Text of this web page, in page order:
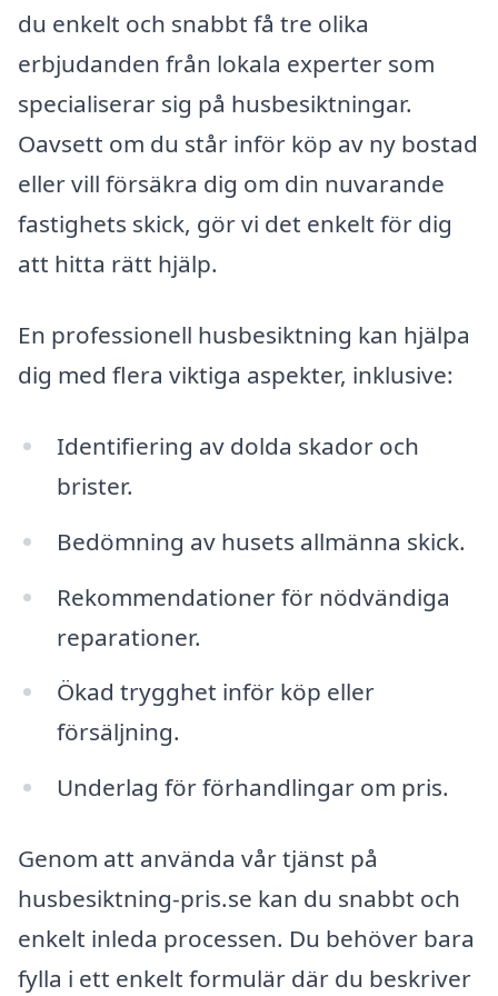
du enkelt och snabbt få tre olika
erbjudanden från lokala experter som
specialiserar sig på husbesiktningar.
Oavsett om du står inför köp av ny bostad
eller vill försäkra dig om din nuvarande
fastighets skick, gör vi det enkelt för dig
att hitta rätt hjälp.
En professionell husbesiktning kan hjälpa
dig med flera viktiga aspekter, inklusive:
Identifiering av dolda skador och
brister.
Bedömning av husets allmänna skick.
Rekommendationer för nödvändiga
reparationer.
Ökad trygghet inför köp eller
försäljning.
Underlag för förhandlingar om pris.
Genom att använda vår tjänst på
husbesiktning-pris.se kan du snabbt och
enkelt inleda processen. Du behöver bara
fylla i ett enkelt formulär där du beskriver